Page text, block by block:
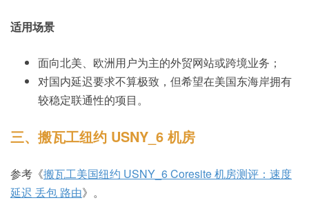
适用场景
面向北美、欧洲用户为主的外贸网站或跨境业务；
对国内延迟要求不算极致，但希望在美国东海岸拥有
较稳定联通性的项目。
三、搬瓦工纽约 USNY_6 机房
参考《搬瓦工美国纽约 USNY_6 Coresite 机房测评：速度
延迟 丢包 路由》。